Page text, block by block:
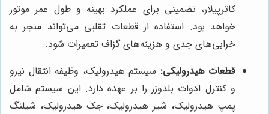
کاترپیلار، تضمینی برای عملکرد بهینه و طول عمر موتور
خواهد بود. استفاده از قطعات تقلبی می‌تواند منجر به
خرابی‌های جدی و هزینه‌های گزاف تعمیرات شود.
قطعات هیدرولیکی: سیستم هیدرولیک، وظیفه انتقال نیرو
و کنترل ادوات بلدوزر را بر عهده دارد. این سیستم شامل
پمپ هیدرولیک، شیر هیدرولیک، جک هیدرولیک، شیلنگ